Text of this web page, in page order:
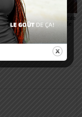
SOCIÉTÉ
Glory Night 2026: Sonnie
Badu débarque au stade
de Kégué